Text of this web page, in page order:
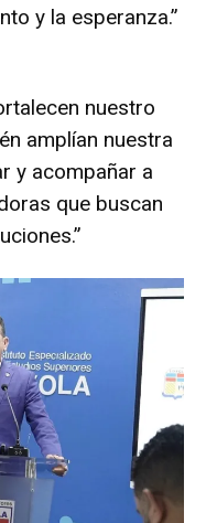
y la esperanza.”
nuestro
amplían nuestra
y acompañar a
que buscan